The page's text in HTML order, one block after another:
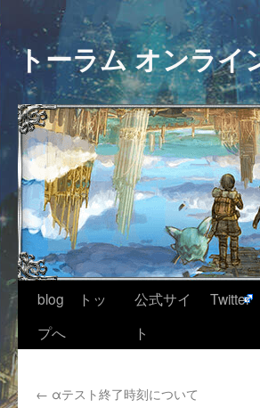
トーラム オンライ
blog トッ
プへ
公式サイ
ト
Twitter
← αテスト終了時刻について